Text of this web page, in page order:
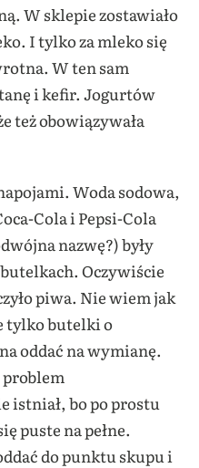
W sklepie zostawiało
I tylko za mleko się
W ten sam
i kefir. Jogurtów
też obowiązywała
Woda sodowa,
Cola i Pepsi-Cola
nazwę?) były
Oczywiście
piwa. Nie wiem jak
tylko butelki o
oddać na wymianę.
istniał, bo po prostu
puste na pełne.
do punktu skupu i